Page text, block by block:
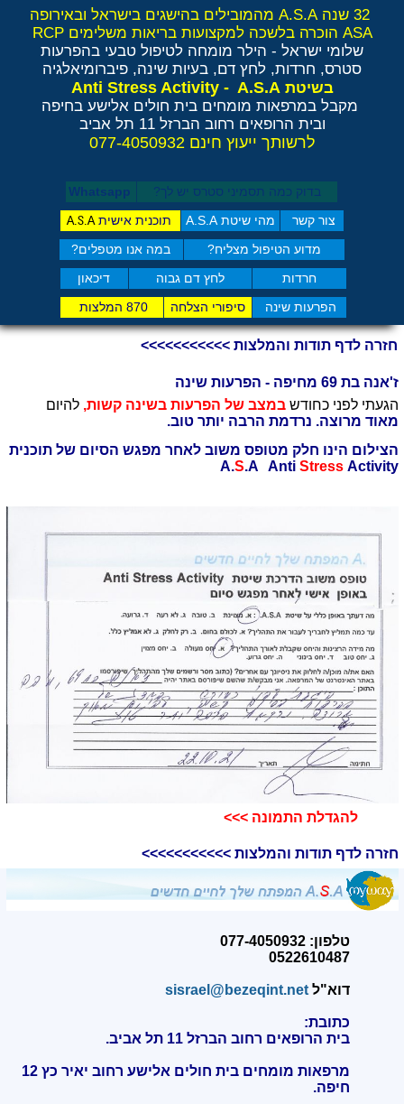
צור קשר מהי שיטת A.S.A תוכנית אישיתA.S.A
חרדות לחץ דם גבוה דיכאון
מדוע הטיפול מצליח? במה אנו מטפלים?
הפרעות שינה סיפורי הצלחה 870 המלצות
בדוק כמה תסמיני סט​רס יש לך? Whatsapp
32 שנה A.S.A מהמובילים בהישגים בישראל ובאירופה
ASA הוכרה בלשכה למקצועות בריאות משלימים RCP
שלומי ישראל - הילר מומחה לטיפול טבעי בהפרעות
סטרס, חרדות, לחץ דם, בעיות שינה, פיברומיאלגיה
בשיטת Anti Stress Activity - A.S.A
מקבל במרפאות מומחים בית חולים אלישע בחיפה
ובית הרופאים רחוב הברזל 11 תל אביב
לרשותך ייעוץ חינם 077-4050932
ז'אנה בת 69 מחיפה - הפרעות שינה
הגעתי לפני כחודשבמצב של הפרעות בשינה קשות, להיום
מאוד מרוצה. נרדמת הרבה יותר טוב.
הצילום הינו חלק מטופס משוב לאחר מפגש הסיום של תוכנית
A.S.A Anti StressActivity
חזרה לדף תודות והמלצות >>>>>>>>>>>
חזרה לדף תודות והמלצות >>>>>>>>>>>
להגדלת התמונה >>>​
טלפון: 077-4050932
0522610487
דוא"לsisrael@bezeqint.net
כתובת:
בית הרופאים רחוב הברזל 11 תל אביב.
מרפאות מומחים בית חולים אלישע רחוב יאיר כץ 12
חיפה.